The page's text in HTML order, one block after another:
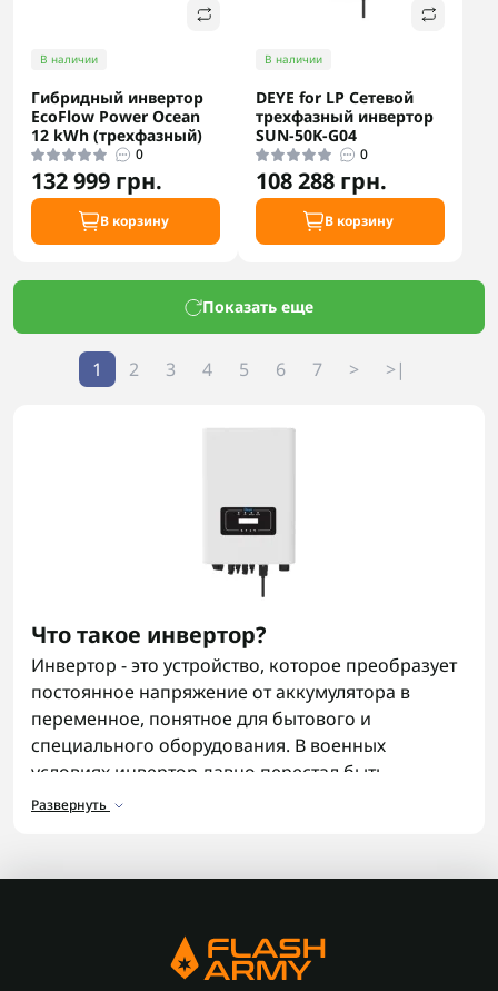
В наличии
Гибридный инвертор
EcoFlow Power Ocean
12 kWh (трехфазный)
0
132 999 грн.
В корзину
В наличии
DEYE for LP Сетевой
трехфазный инвертор
SUN-50K-G04
0
108 288 грн.
В корзину
Показать еще
1 2 3 4 5 6 7 > >|
Что такое инвертор?
Инвертор - это устройство, которое преобразует
постоянное напряжение от аккумулятора в
переменное, понятное для бытового и
специального оборудования. В военных
условиях инвертор давно перестал быть
роскошью. Он помогает питать связь,
далеко от стационарной сети. Инвертор можно
солнечных панелей
, что достаточно удобно и
выгодно в долгосрочной перспективе
Развернуть